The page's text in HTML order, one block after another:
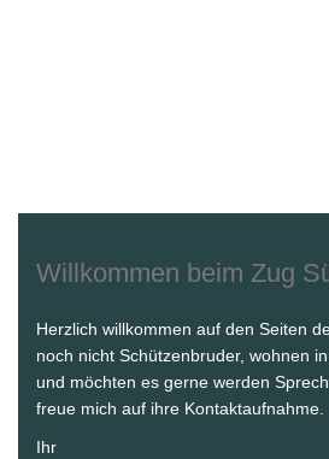
Willkommen beim Zug
Herzlich willkommen auf den Seiten
noch nicht Schützenbruder, wohnen
und möchten es gerne werden
freue mich auf ihre Kontaktaufnahme.
Ihr